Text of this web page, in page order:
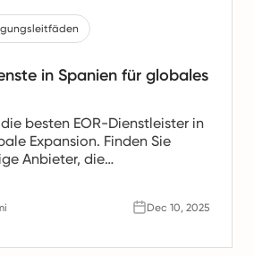
in Spanien für globales
besten EOR-Dienstleister in
Expansion. Finden Sie
Anbieter, die
spanische Teams anbieten.
Dec 10, 2025